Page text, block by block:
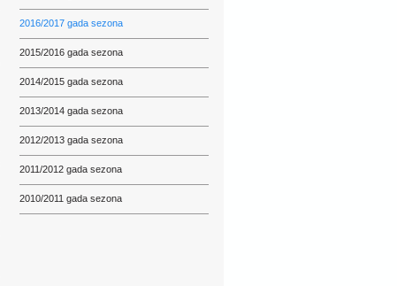
2016/2017 gada sezona
2015/2016 gada sezona
2014/2015 gada sezona
2013/2014 gada sezona
2012/2013 gada sezona
2011/2012 gada sezona
2010/2011 gada sezona